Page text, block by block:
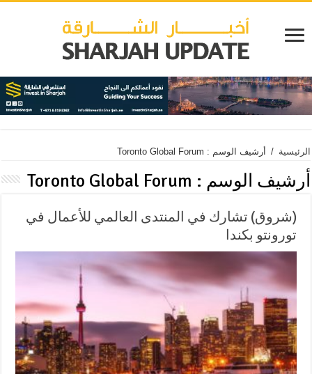
الرئيسية / أرشيف الوسم : Toronto Global Forum
أرشيف الوسم : Toronto Global Forum
(شروق) تشارك في المنتدى العالمي للأعمال في
تورونتو بكندا